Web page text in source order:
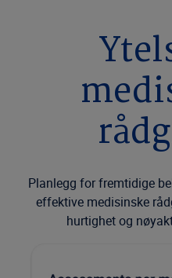
Planlegg for fremtidige
effektive medisinske
hurtighet og